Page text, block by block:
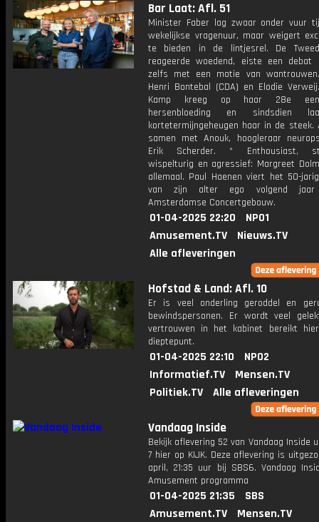
Bar Laat: Afl. 51
Minister Faber lag zwaar onder vuur
wekelijkse vragenuur, maar weigert
te bieden in de lintjesrel. De
reageerde woedend, eiste een debat
zelfs met een motie van
Henri Bontebal (CDA) en Elodie
Kamp kreeg op haar 28e
hersenbloeding en sindsdien
kortetermijngeheugen haar in de steek.
samen met Anouk, hoogleraar
Erik Scherder. * Enthousiast,
wispelturig en agressief: Margreet
allemaal. Paul Haenen viert het 50-
van zijn alter ego volgend
Amsterdamse Concertgebouw.
01-04-2025 22:20
NPO1
Amusement.TV
Nieuws.TV
Alle afleveringen
Hofstad & Land: Afl. 10
Er is veel onderling geroddel en
bewindspersonen. Er wordt veel
vertrouwen in het kabinet bereikt
dieptepunt.
01-04-2025 22:10
NPO2
Informatief.TV
Mensen.TV
Politiek.TV
Alle afleveringen
Vandaag Inside
Bekijk aflevering 52 van Vandaag Inside
7 hier op KIJK. Deze aflevering is
april, 21:35 uur bij SBS6. Vandaag
Amusement programma
01-04-2025 21:35
SBS
Amusement.TV
Mensen.TV